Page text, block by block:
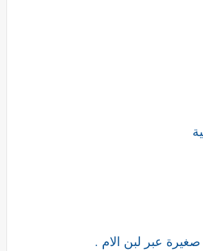
عبر لبن الام .